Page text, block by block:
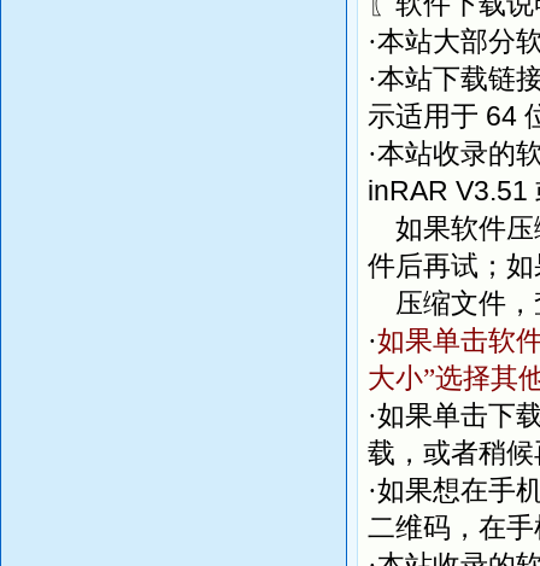
·本站大部分
·本站下载链
示适用于 64
·本站收录的
inRAR V3.51
如果软件压
件后再试；
压缩文件，
·如果单击软
大小”选择其
·如果单击下
载，或者稍
·如果想在手
二维码，在